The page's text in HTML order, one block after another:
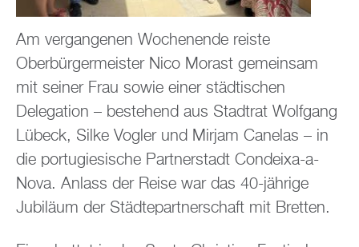
Am vergangenen Wochenende reiste
Oberbürgermeister Nico Morast gemeinsam
mit seiner Frau sowie einer städtischen
Delegation – bestehend aus Stadtrat Wolfgang
Lübeck, Silke Vogler und Mirjam Canelas – in
die portugiesische Partnerstadt Condeixa-a-
Nova. Anlass der Reise war das 40-jährige
Jubiläum der Städtepartnerschaft mit Bretten.